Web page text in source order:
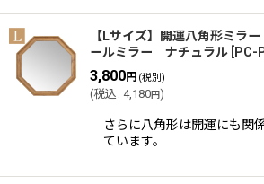
【Lサイズ】開運八角形ミラ
ールミラー ナチュラル
PC-
3,800円 (税別)
(税込 : 4,180円)
さらに八角形は開運にも関
ています。